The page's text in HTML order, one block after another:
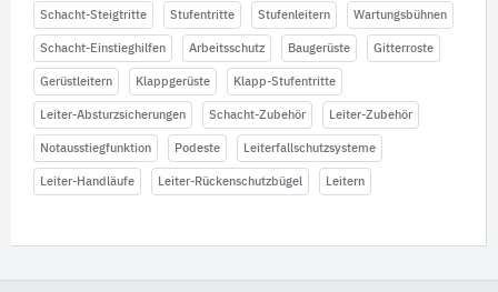
Schacht-Steigtritte Stufentritte Stufenleitern Wartungsbühnen
Schacht-Einstieghilfen Arbeitsschutz Baugerüste Gitterroste
Gerüstleitern Klappgerüste Klapp-Stufentritte
Leiter-Absturzsicherungen Schacht-Zubehör Leiter-Zubehör
Notausstiegfunktion Podeste Leiterfallschutzsysteme
Leiter-Handläufe Leiter-Rückenschutzbügel Leitern